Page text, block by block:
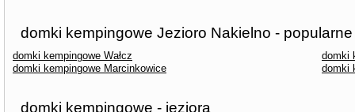
domki kempingowe Jezioro Nakielno -
domki kempingowe Wałcz
domki
domki kempingowe Marcinkowice
domki
domki kempingowe - jeziora